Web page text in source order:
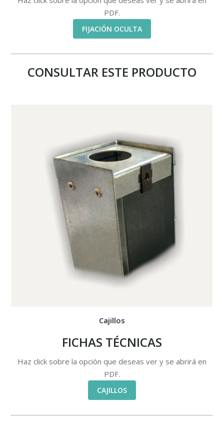
PDF.
FIJACIÓN OCULTA
CONSULTAR ESTE PRODUCTO
Cajillos
FICHAS TÉCNICAS
Haz click sobre la opción que deseas ver y se abrirá en
PDF.
CAJILLOS